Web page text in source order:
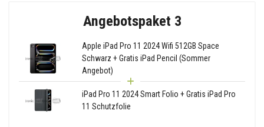
Angebotspaket 3
Apple iPad Pro 11 2024 Wifi 512GB Space
Schwarz + Gratis iPad Pencil (Sommer
Angebot)
iPad Pro 11 2024 Smart Folio + Gratis iPad Pro
11 Schutzfolie